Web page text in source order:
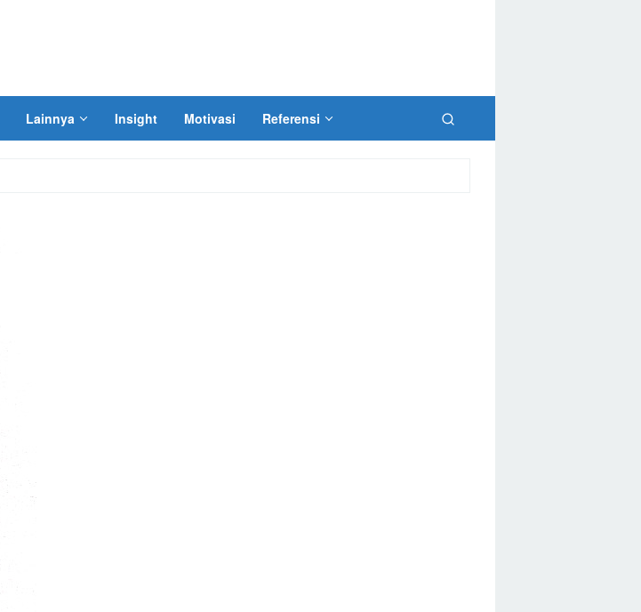
Lainnya Insight Motivasi Referensi